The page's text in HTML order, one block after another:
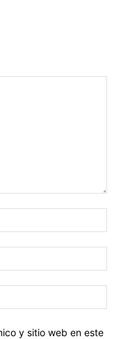
y sitio web en este